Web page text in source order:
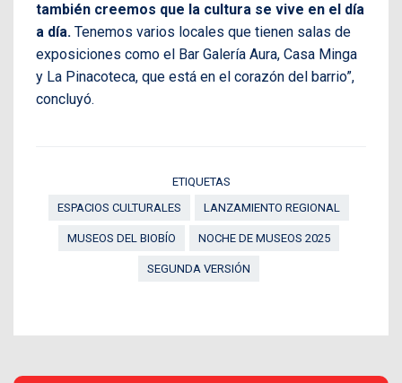
también creemos que la cultura se vive en el día
a día. Tenemos varios locales que tienen salas de
exposiciones como el Bar Galería Aura, Casa Minga
y La Pinacoteca, que está en el corazón del barrio”,
concluyó.
ETIQUETAS
ESPACIOS CULTURALES
LANZAMIENTO REGIONAL
MUSEOS DEL BIOBÍO NOCHE DE MUSEOS 2025
SEGUNDA VERSIÓN